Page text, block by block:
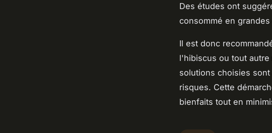
Des études ont
consommé en
Il est donc
l'hibiscus ou tout
solutions choisies
risques. Cette
bienfaits tout en